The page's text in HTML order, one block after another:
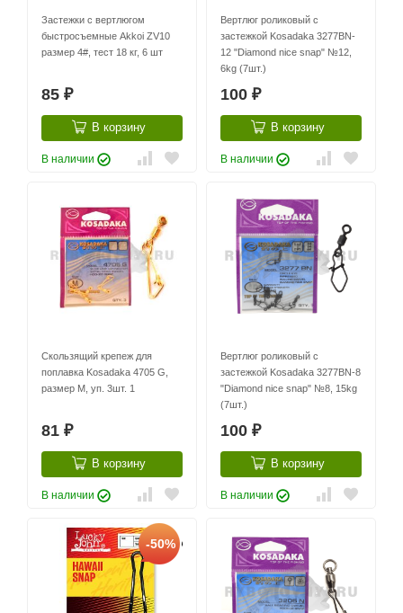
Застежки с вертлюгом
быстросъемные Akkoi ZV10
размер 4#, тест 18 кг, 6 шт
85 ₽
В корзину
В наличии
Вертлюг роликовый с
застежкой Kosadaka 3277BN-
12 "Diamond nice snap" №12,
6kg (7шт.)
100 ₽
В корзину
В наличии
Скользящий крепеж для
поплавка Kosadaka 4705 G,
размер M, уп. 3шт. 1
81 ₽
В корзину
В наличии
Вертлюг роликовый с
застежкой Kosadaka 3277BN-8
"Diamond nice snap" №8, 15kg
(7шт.)
100 ₽
В корзину
В наличии
-50%